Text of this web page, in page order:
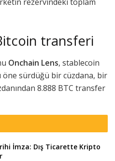
rezervindeki toplam
transferi
Onchain Lens, stablecoin
öne sürdüğü bir cüzdana, bir
8.888 BTC transfer
İmza: Dış Ticarette Kripto